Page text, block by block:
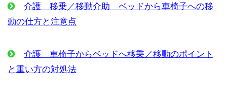
介護 移乗／移動介助 ベッドから車椅子への移
動の仕方と注意点
介護 車椅子からベッドへ移乗／移動のポイント
と重い方の対処法